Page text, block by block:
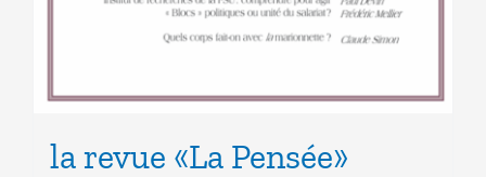
la revue «La Pensée»